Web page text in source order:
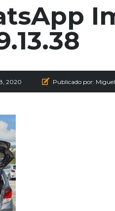
2020 Publicado por: